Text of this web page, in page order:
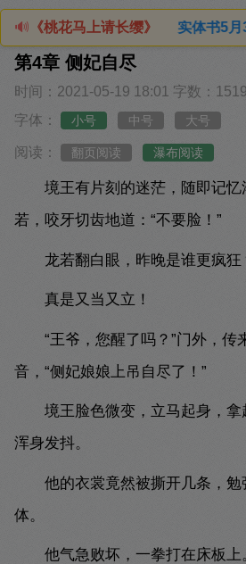
🔊 《桃花马上请长缨》
书5月3日20:00预售抢购！限
第4章 侧妃自尽
时间：2021-05-19 18:01 字数：1519
字体：
小号 中号 大号
阅读： 翻页阅读 瀑布阅读
境王有片刻的迷茫，随即记
若，咬牙切齿地道：“不要脸！”
龙若翻白眼，昨晚是谁更疯狂
真是又当又立！
“王爷，您醒了吗？”门外，传
音，“侧妃娘娘上吊自尽了！”
境王脸色微变，立马起身，
浑身发抖。
他的衣裳竟然被撕开几条，
体。
他气急败坏，一拳打在床板上